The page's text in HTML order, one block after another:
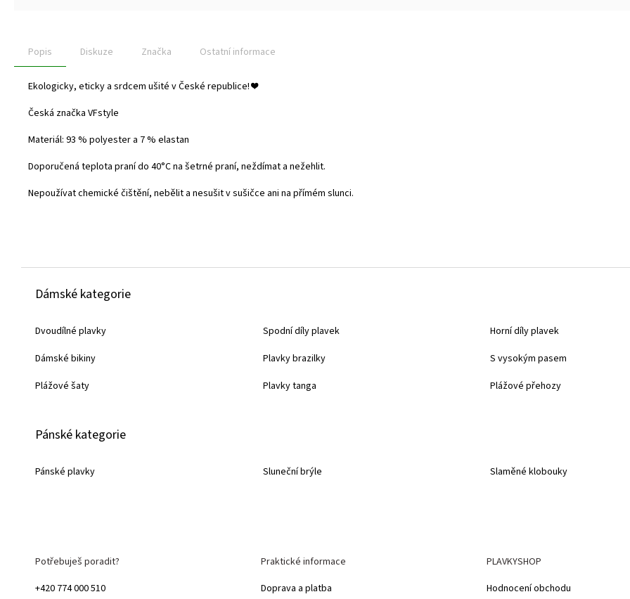
Popis Diskuze Značka Ostatní informace
Ekologicky, eticky a srdcem ušité v České republice!❤️
Česká značka VFstyle
Materiál: 93 % polyester a 7 % elastan
Doporučená teplota praní do 40°C na šetrné praní, neždímat a nežehlit.
Nepoužívat chemické čištění, nebělit a nesušit v sušičce ani na přímém slunci.
Dámské kategorie
Dvoudílné plavky
Dámské bikiny
Plážové šaty
Spodní díly plavek
Plavky brazilky
Plavky tanga
Horní díly plavek
S vysokým pasem
Plážové přehozy
Pánské kategorie
Pánské plavky Sluneční brýle Slaměné klobouky
Potřebuješ poradit?
+420 774 000 510
Praktické informace
Doprava a platba
PLAVKYSHOP
Hodnocení obchodu